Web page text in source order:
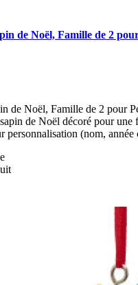
de Noël, Famille de 2
de Noël, Famille de 2 pour
de Noël décoré pour une
personnalisation (nom, année